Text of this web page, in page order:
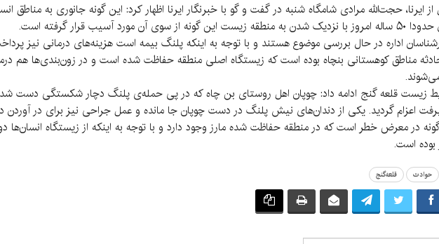
ایرنا، حجت‌الله مرادی شامگاه شنبه در گفت و گو با خبرنگار ایرنا اظهار کرد: این گونه جانوری به مناطق
آسیب قرار گرفته است.
اداره در حال بررسی موضوع هستند و با توجه به اینکه پلنگ بیمه است هزینه‌های درمانی نیز
مناطق کوهستانی بنچاه بوده است که زیستگاه اصلی منطقه حفاظت شده است و در زون‌بندی‌ها هم
زیست قلعه گنج ادامه داد: چوپان اهل روستای بن چاه که در پی حمله‌ی پلنگ دچار شکستگی دست شده
اعزام گردید. یکی از دندان‌های نیش پلنگ در دست چوپان جا مانده و عمل جراحی نیز برای در آوردن
در معرض خطر است که در منطقه حفاظت شده مارز وجود دارد و با توجه به اینکه از زیستگاه انسان‌ها
بوده است.
حوادث قلعه‌گنج